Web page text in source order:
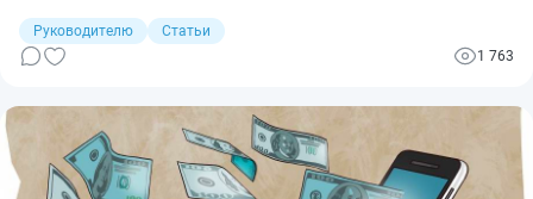
покупки можно оплачивать с расчетного счета через бизнес-
карту. Рассмотрим подробнее, на что обратить внимание,
чтобы расходы по бизнес-карте не привели к проблемам.
Руководителю
Статьи
1 763